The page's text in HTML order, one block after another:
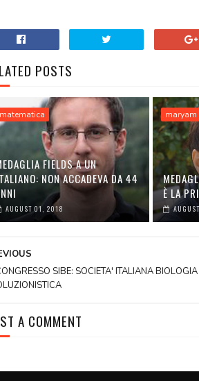
POSTS
matematica
FIELDS A UN
NON ACCADEVA DA 44
AUGUST 01, 2018
È LA
SIBE: SOCIETA' ITALIANA BIOLOGIA
A COMMENT